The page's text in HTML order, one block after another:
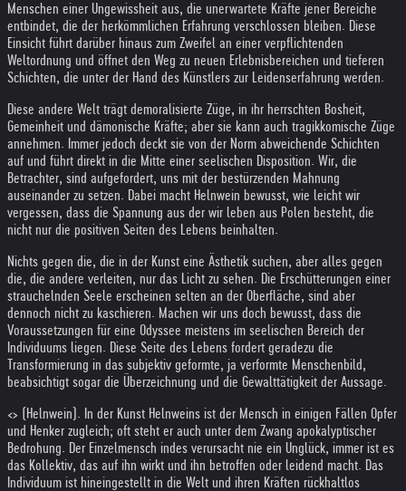
Menschen einer Ungewissheit aus, die unerwartete Kräfte jener Bereiche
entbindet, die der herkömmlichen Erfahrung verschlossen bleiben. Diese
Einsicht führt darüber hinaus zum Zweifel an einer verpflichtenden
Weltordnung und öffnet den Weg zu neuen Erlebnisbereichen und tieferen
Schichten, die unter der Hand des Künstlers zur Leidenserfahrung werden.
Diese andere Welt trägt demoralisierte Züge, in ihr herrschten Bosheit,
Gemeinheit und dämonische Kräfte; aber sie kann auch tragikkomische Züge
annehmen. Immer jedoch deckt sie von der Norm abweichende Schichten
auf und führt direkt in die Mitte einer seelischen Disposition. Wir, die
Betrachter, sind aufgefordert, uns mit der bestürzenden Mahnung
auseinander zu setzen. Dabei macht Helnwein bewusst, wie leicht wir
vergessen, dass die Spannung aus der wir leben aus Polen besteht, die
nicht nur die positiven Seiten des Lebens beinhalten.
Nichts gegen die, die in der Kunst eine Ästhetik suchen, aber alles gegen
die, die andere verleiten, nur das Licht zu sehen. Die Erschütterungen einer
strauchelnden Seele erscheinen selten an der Oberfläche, sind aber
dennoch nicht zu kaschieren. Machen wir uns doch bewusst, dass die
Voraussetzungen für eine Odyssee meistens im seelischen Bereich der
Individuums liegen. Diese Seite des Lebens fordert geradezu die
Transformierung in das subjektiv geformte, ja verformte Menschenbild,
beabsichtigt sogar die Überzeichnung und die Gewalttätigkeit der Aussage.
<> (Helnwein). In der Kunst Helnweins ist der Mensch in einigen Fällen Opfer
und Henker zugleich; oft steht er auch unter dem Zwang apokalyptischer
Bedrohung. Der Einzelmensch indes verursacht nie ein Unglück, immer ist es
das Kollektiv, das auf ihn wirkt und ihn betroffen oder leidend macht. Das
Individuum ist hineingestellt in die Welt und ihren Kräften rückhaltlos